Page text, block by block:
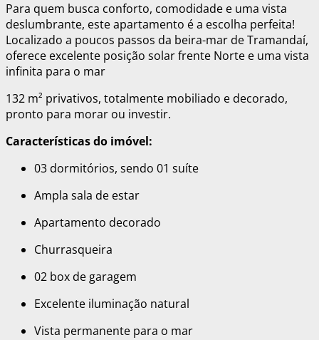
Para quem busca conforto, comodidade e uma vista
deslumbrante, este apartamento é a escolha perfeita!
Localizado a poucos passos da beira-mar de Tramandaí,
oferece excelente posição solarfrente Norte e uma vista
infinita para o mar
132 m² privativos, totalmente mobiliado e decorado,
pronto para morar ou investir.
Características do imóvel:
03 dormitórios, sendo 01 suíte
Ampla sala de estar
Apartamento decorado
Churrasqueira
02 box de garagem
Excelente iluminação natural
Vista permanente para o mar